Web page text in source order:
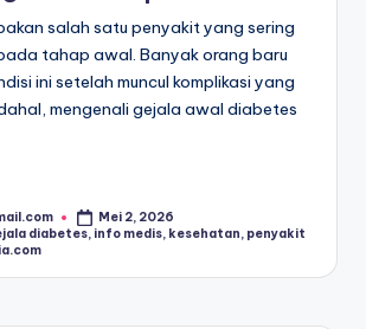
salah satu penyakit yang sering
tahap awal. Banyak orang baru
ini setelah muncul komplikasi yang
mengenali gejala awal diabetes
Mei 2, 2026
diabetes, info medis, kesehatan, penyakit